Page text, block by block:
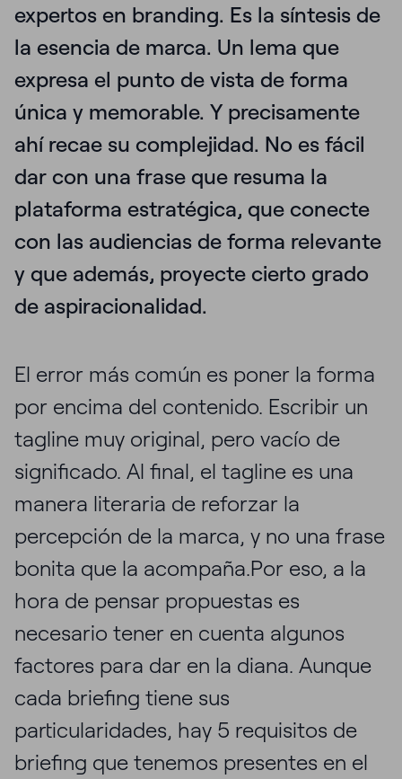
expertos en branding. Es la síntesis de
la esencia de marca. Un lema que
expresa el punto de vista de forma
única y memorable. Y precisamente
ahí recae su complejidad. No es fácil
dar con una frase que resuma la
plataforma estratégica, que conecte
con las audiencias de forma relevante
y que además, proyecte cierto grado
de aspiracionalidad.
El error más común es poner la forma
por encima del contenido. Escribir un
tagline muy original, pero vacío de
significado. Al final, el tagline es una
manera literaria de reforzar la
percepción de la marca, y no una frase
bonita que la acompaña.Por eso, a la
hora de pensar propuestas es
necesario tener en cuenta algunos
factores para dar en la diana. Aunque
cada briefing tiene sus
particularidades, hay 5 requisitos de
briefing que tenemos presentes en el